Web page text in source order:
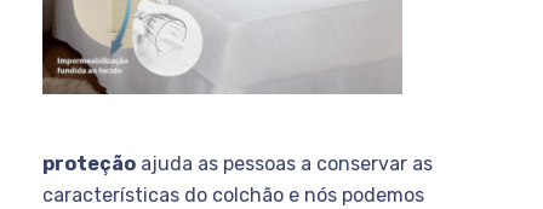
proteção ajuda as pessoas a conservar as
características do colchão e nós podemos